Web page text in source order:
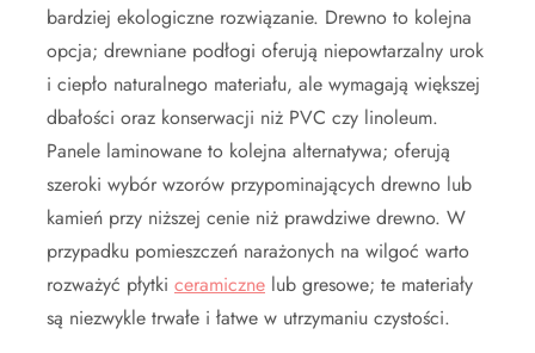
bardziej ekologiczne rozwiązanie. Drewno to kolejna
opcja; drewniane podłogi oferują niepowtarzalny urok
i ciepło naturalnego materiału, ale wymagają większej
dbałości oraz konserwacji niż PVC czy linoleum.
Panele laminowane to kolejna alternatywa; oferują
szeroki wybór wzorów przypominających drewno lub
kamień przy niższej cenie niż prawdziwe drewno. W
przypadku pomieszczeń narażonych na wilgoć warto
rozważyć płytki ceramiczne lub gresowe; te materiały
są niezwykle trwałe i łatwe w utrzymaniu czystości.